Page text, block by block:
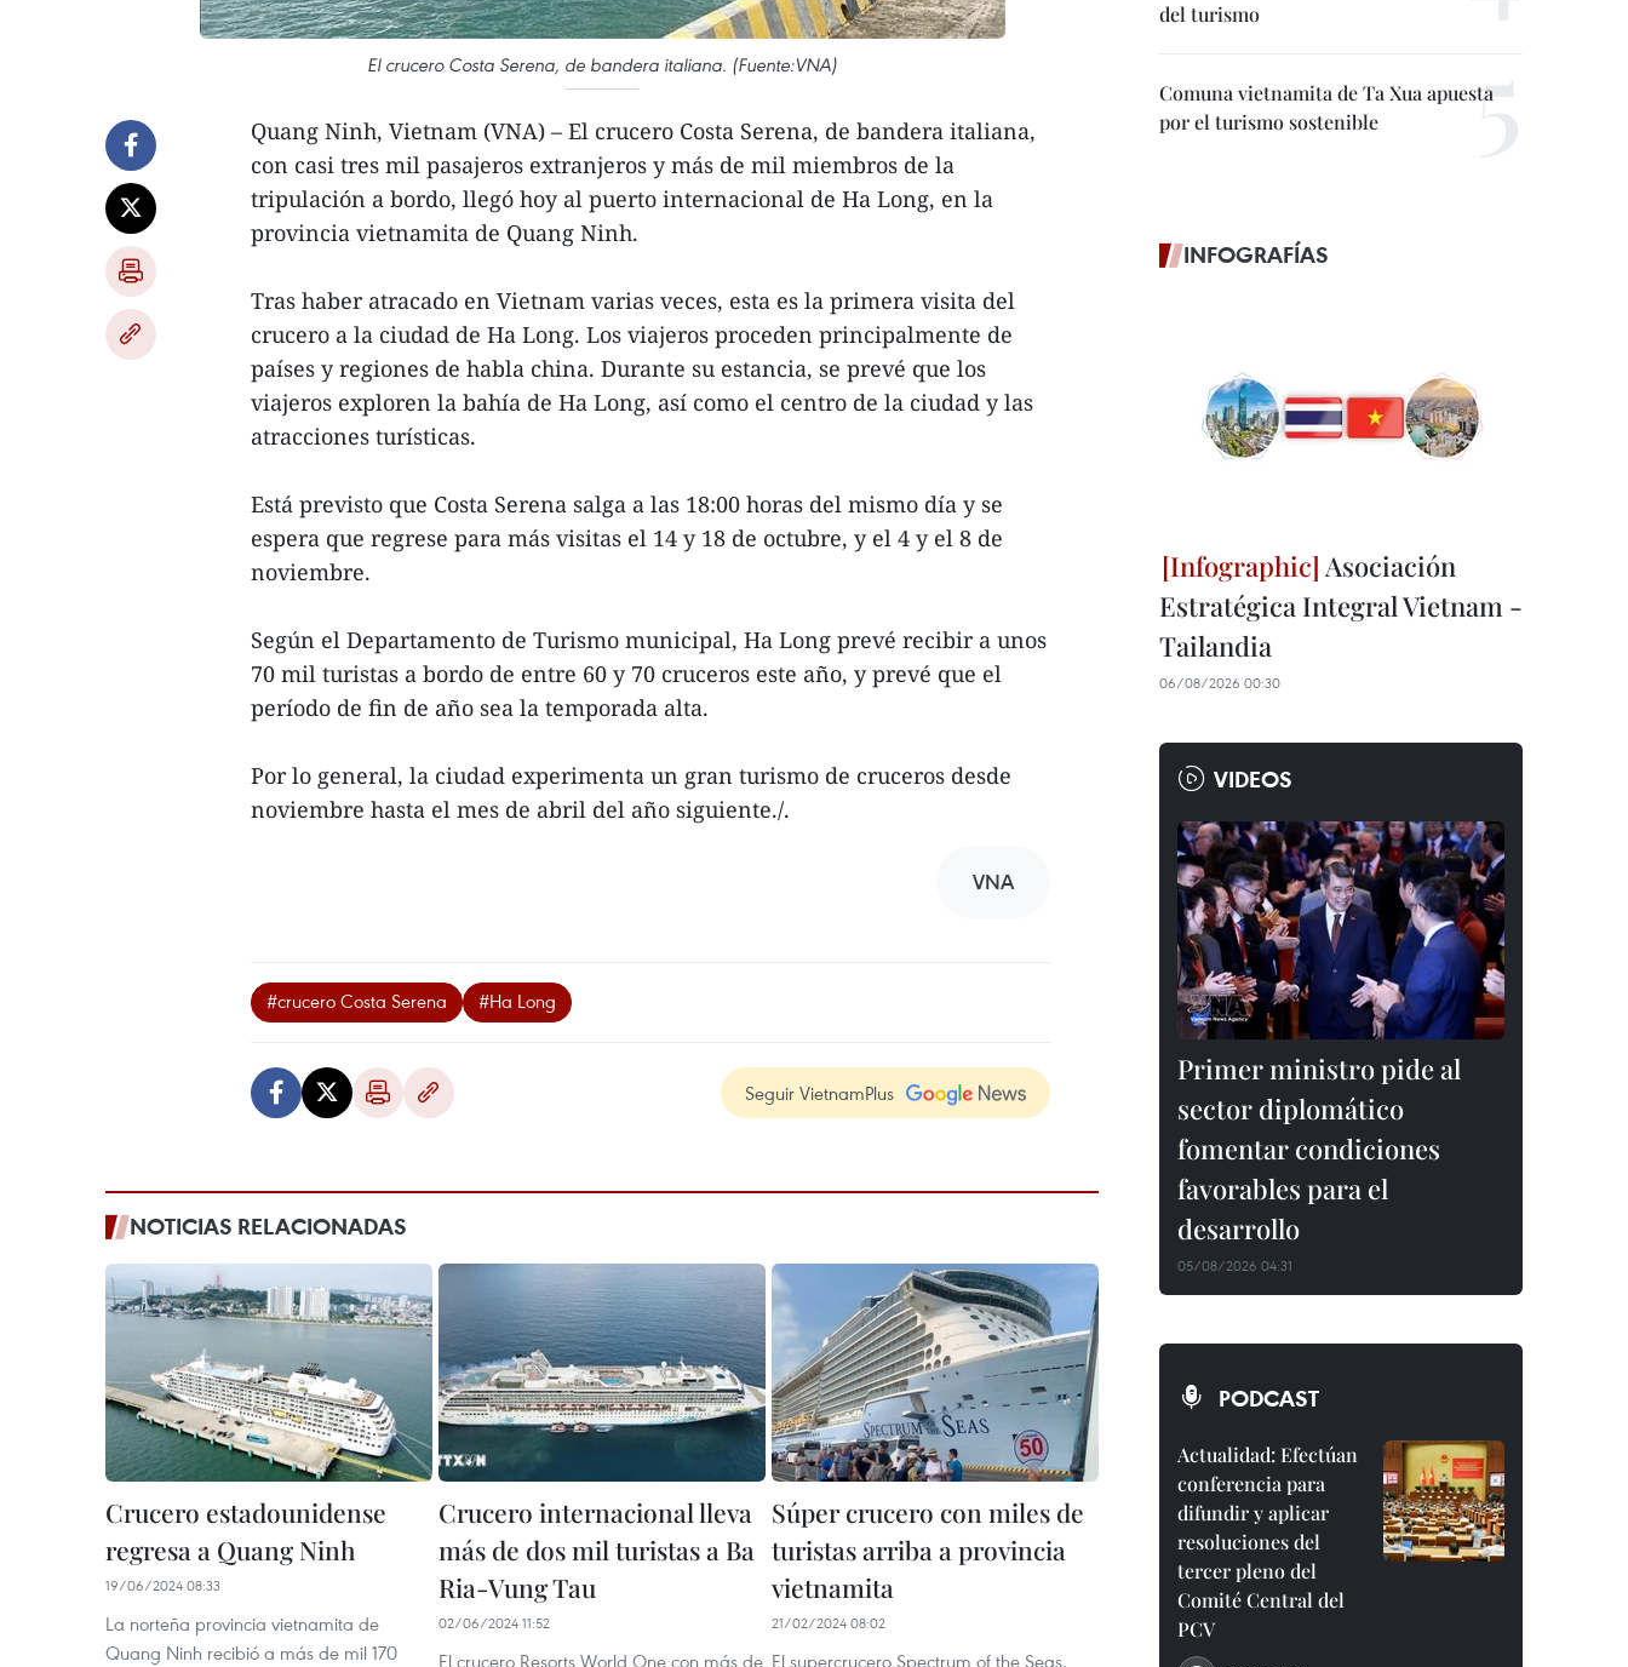
El crucero Costa Serena, de bandera italiana. (Fuente:VNA)
Quang Ninh, Vietnam (VNA) – El crucero Costa Serena, de bandera italiana,
con casi tres mil pasajeros extranjeros y más de mil miembros de la
tripulación a bordo, llegó hoy al puerto internacional de Ha Long, en la
provincia vietnamita de Quang Ninh.
Tras haber atracado en Vietnam varias veces, esta es la primera visita del
crucero a la ciudad de Ha Long. Los viajeros proceden principalmente de
países y regiones de habla china. Durante su estancia, se prevé que los
viajeros exploren la bahía de Ha Long, así como el centro de la ciudad y las
atracciones turísticas.
Está previsto que Costa Serena salga a las 18:00 horas del mismo día y se
espera que regrese para más visitas el 14 y 18 de octubre, y el 4 y el 8 de
noviembre.
Según el Departamento de Turismo municipal, Ha Long prevé recibir a unos
70 mil turistas a bordo de entre 60 y 70 cruceros este año, y prevé que el
período de fin de año sea la temporada alta.
Por lo general, la ciudad experimenta un gran turismo de cruceros desde
noviembre hasta el mes de abril del año siguiente./.
VNA
#crucero Costa Serena #Ha Long
Seguir VietnamPlus
NOTICIAS RELACIONADAS
Crucero estadounidense
regresa a Quang Ninh
19/06/2024 08:33
La norteña provincia vietnamita de
Quang Ninh recibió a más de mil 170
Crucero internacional lleva
más de dos mil turistas a Ba
Ria-Vung Tau
02/06/2024 11:52
El crucero Resorts World One con más de
Súper crucero con miles de
turistas arriba a provincia
vietnamita
21/02/2024 08:02
El supercrucero Spectrum of the Seas,
del turismo
Comuna vietnamita de Ta Xua apuesta
por el turismo sostenible
INFOGRAFÍAS
Asociación
Estratégica Integral Vietnam -
Tailandia
06/08/2026 00:30
VIDEOS
Primer ministro pide al
sector diplomático
fomentar condiciones
favorables para el
desarrollo
05/08/2026 04:31
PODCAST
Actualidad: Efectúan
conferencia para
difundir y aplicar
resoluciones del
tercer pleno del
Comité Central del
PCV